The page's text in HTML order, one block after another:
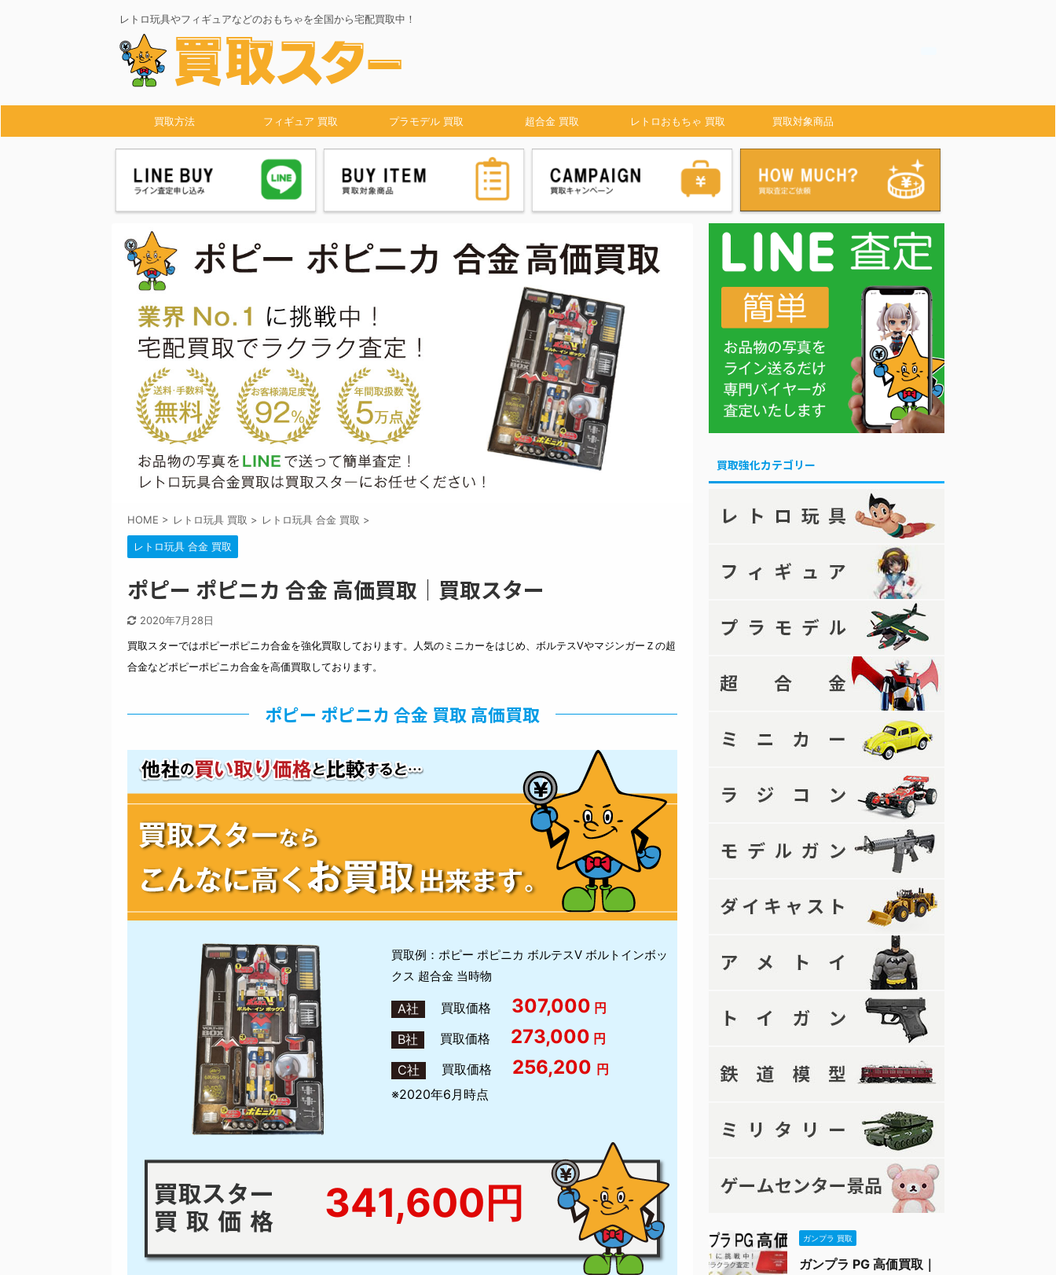
レトロ玩具やフィギュアなどのおもちゃを全国から宅配買取中！
買取方法 フィギュア 買取 プラモデル 買取 超合金 買取 レトロおもちゃ 買取 買取対象商品
HOME > レトロ玩具 買取 > レトロ玩具 合金 買取 >
レトロ玩具 合金 買取
ポピー ポピニカ 合金 高価買取｜買取スター
2020年7月28日
買取スターではポピーポピニカ合金を強化買取しております。人気のミニカーをはじめ、ボルテスVやマジンガーＺの超
合金などポピーポピニカ合金を高価買取しております。
ポピー ポピニカ 合金 買取 高価買取
買取例：ポピー ポピニカ ボルテスV ボルトインボッ
クス 超合金 当時物
A社 買取価格 307,000 円
B社
買取価格 273,000 円
C社
買取価格 256,200 円
※2020年6月時点
341,600円
買取強化カテゴリー
ガンプラ 買取
ガンプラ PG 高価買取｜